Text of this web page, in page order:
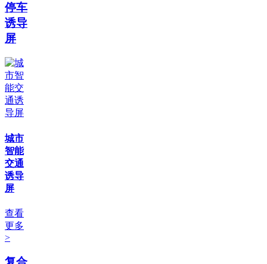
停车
诱导
屏
城市
智能
交通
诱导
屏
查看
更多
>